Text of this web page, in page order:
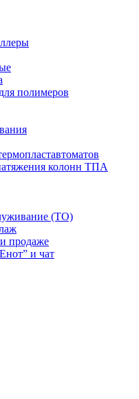
полимеров
колонн ТПА
(ТО)
продаже
и чат